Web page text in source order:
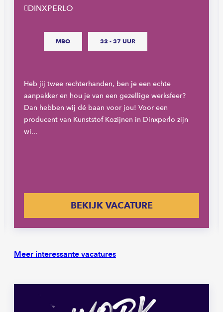
DINXPERLO
MBO 32 - 37 UUR
Heb jij twee rechterhanden, ben je een echte
aanpakker en hou je van een gezellige werksfeer?
Dan hebben wij dé baan voor jou! Voor een
producent van Kunststof Kozijnen in Dinxperlo zijn
wi...
BEKIJK VACATURE
Meer interessante vacatures